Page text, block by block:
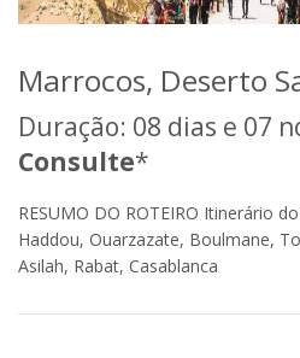
Marrocos, Deserto
Duração: 08 dias e 07
Consulte*
RESUMO DO ROTEIRO Itinerário
Haddou, Ouarzazate, Boulmane,
Asilah, Rabat, Casablanca